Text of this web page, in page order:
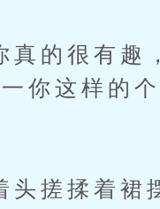
的很有趣
你这样的
搓揉着裙